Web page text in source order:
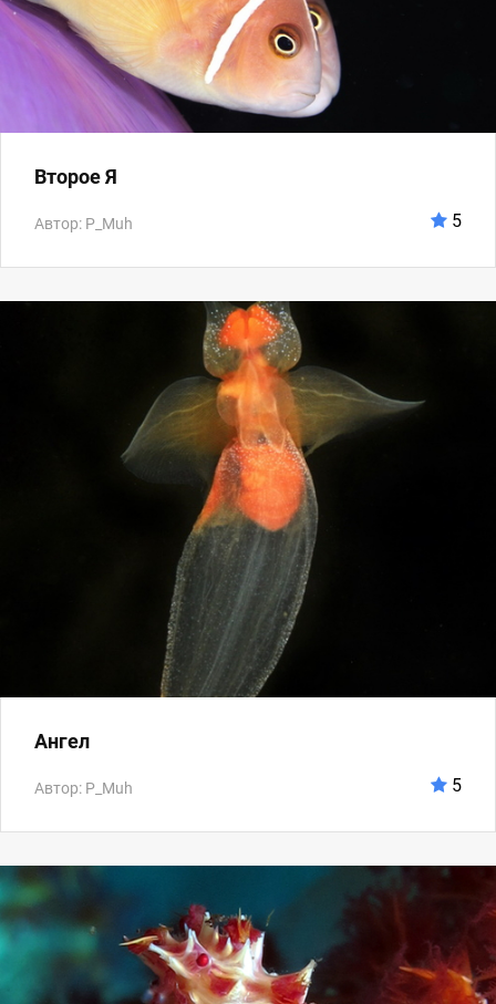
Второе Я
Автор: P_Muh 5
Ангел
Автор: P_Muh 5